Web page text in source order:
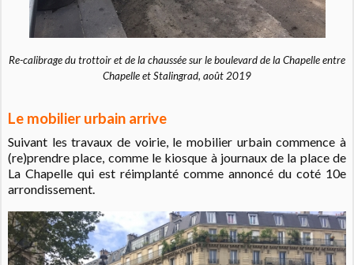
Re-calibrage du trottoir et de la chaussée sur le boulevard de la Chapelle entre
Chapelle et Stalingrad, août 2019
Le mobilier urbain arrive
Suivant les travaux de voirie, le mobilier urbain commence à
(re)prendre place, comme le kiosque à journaux de la place de
La Chapelle qui est réimplanté comme annoncé du coté 10e
arrondissement.